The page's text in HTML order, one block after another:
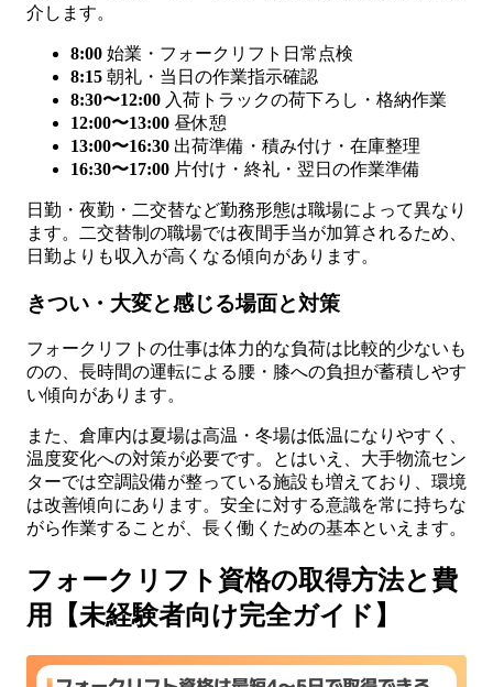
介します。
8:00 始業・フォークリフト日常点検
8:15 朝礼・当日の作業指示確認
8:30〜12:00 入荷トラックの荷下ろし・格納作業
12:00〜13:00 昼休憩
13:00〜16:30 出荷準備・積み付け・在庫整理
16:30〜17:00 片付け・終礼・翌日の作業準備
日勤・夜勤・二交替など勤務形態は職場によって異なり
ます。二交替制の職場では夜間手当が加算されるため、
日勤よりも収入が高くなる傾向があります。
きつい・大変と感じる場面と対策
フォークリフトの仕事は体力的な負荷は比較的少ないも
のの、長時間の運転による腰・膝への負担が蓄積しやす
い傾向があります。
また、倉庫内は夏場は高温・冬場は低温になりやすく、
温度変化への対策が必要です。とはいえ、大手物流セン
ターでは空調設備が整っている施設も増えており、環境
は改善傾向にあります。安全に対する意識を常に持ちな
がら作業することが、長く働くための基本といえます。
フォークリフト資格の取得方法と費
用【未経験者向け完全ガイド】